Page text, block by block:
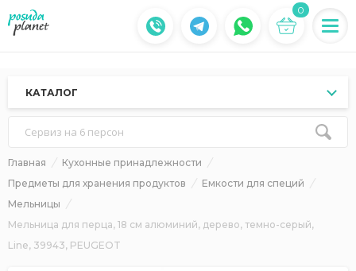
0
КАТАЛОГ
Сервиз на 6 персон
Главная
Кухонные принадлежности
Предметы для хранения продуктов
Емкости для специй
Мельницы
Мельница для перца, 18 см алюминий, дерево, темно-серый,
Line, 39943, PEUGEOT